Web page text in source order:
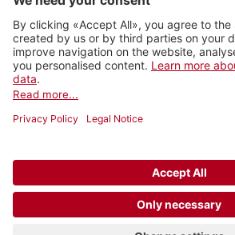
BACH für Viola solo
Jean-Luc Darbellay
2024Composition, Chamber music
Dorothea Moeri